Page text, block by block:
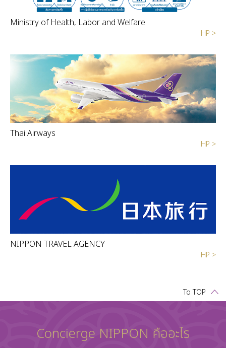
Ministry of Health, Labor and Welfare
HP >
Thai Airways
HP >
NIPPON TRAVEL AGENCY
HP >
To TOP
Concierge NIPPON คืออะไร